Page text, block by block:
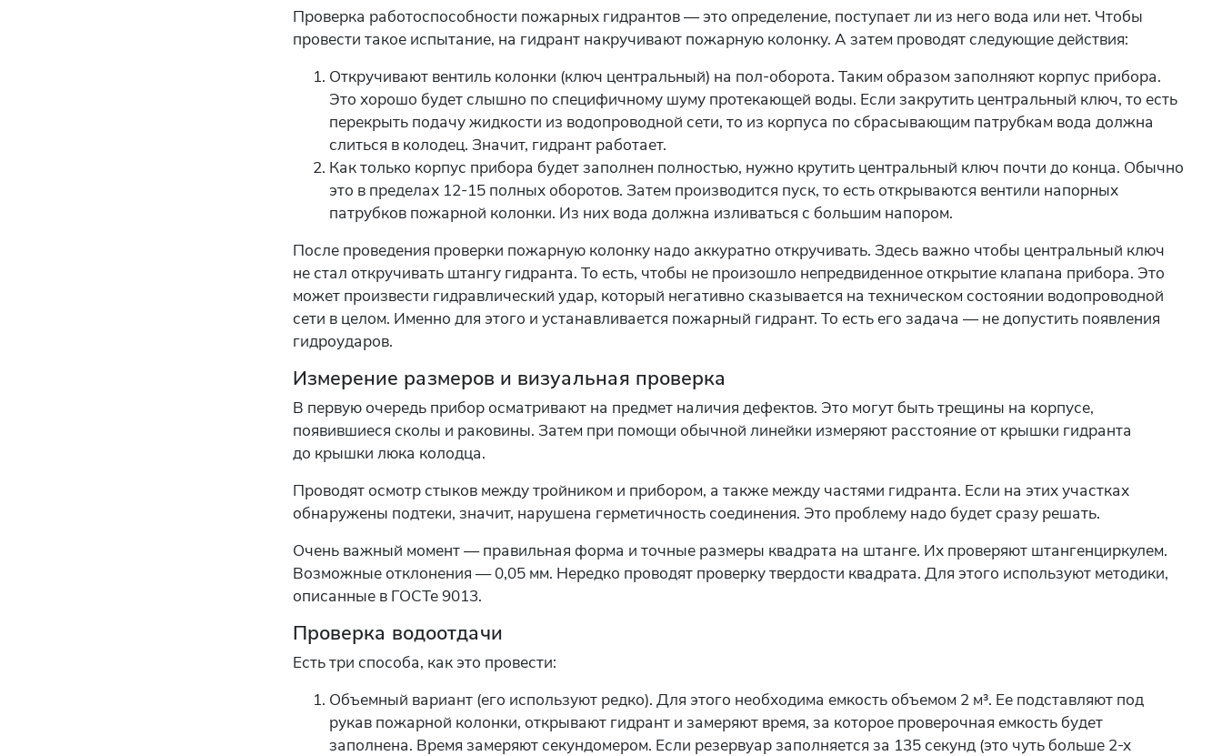
Проверка работоспособности пожарных гидрантов — это определение, поступает ли из него вода или нет. Чтобы
провести такое испытание, на гидрант накручивают пожарную колонку. А затем проводят следующие действия:
Откручивают вентиль колонки (ключ центральный) на пол-оборота. Таким образом заполняют корпус прибора.
Это хорошо будет слышно по специфичному шуму протекающей воды. Если закрутить центральный ключ, то есть
перекрыть подачу жидкости из водопроводной сети, то из корпуса по сбрасывающим патрубкам вода должна
слиться в колодец. Значит, гидрант работает.
Как только корпус прибора будет заполнен полностью, нужно крутить центральный ключ почти до конца. Обычно
это в пределах 12-15 полных оборотов. Затем производится пуск, то есть открываются вентили напорных
патрубков пожарной колонки. Из них вода должна изливаться с большим напором.
После проведения проверки пожарную колонку надо аккуратно откручивать. Здесь важно чтобы центральный ключ
не стал откручивать штангу гидранта. То есть, чтобы не произошло непредвиденное открытие клапана прибора. Это
может произвести гидравлический удар, который негативно сказывается на техническом состоянии водопроводной
сети в целом. Именно для этого и устанавливается пожарный гидрант. То есть его задача — не допустить появления
гидроударов.
Измерение размеров и визуальная проверка
В первую очередь прибор осматривают на предмет наличия дефектов. Это могут быть трещины на корпусе,
появившиеся сколы и раковины. Затем при помощи обычной линейки измеряют расстояние от крышки гидранта
до крышки люка колодца.
Проводят осмотр стыков между тройником и прибором, а также между частями гидранта. Если на этих участках
обнаружены подтеки, значит, нарушена герметичность соединения. Это проблему надо будет сразу решать.
Очень важный момент — правильная форма и точные размеры квадрата на штанге. Их проверяют штангенциркулем.
Возможные отклонения — 0,05 мм. Нередко проводят проверку твердости квадрата. Для этого используют методики,
описанные в ГОСТе 9013.
Проверка водоотдачи
Есть три способа, как это провести:
Объемный вариант (его используют редко). Для этого необходима емкость объемом 2 м³. Ее подставляют под
рукав пожарной колонки, открывают гидрант и замеряют время, за которое проверочная емкость будет
заполнена. Время замеряют секундомером. Если резервуар заполняется за 135 секунд (это чуть больше 2-х